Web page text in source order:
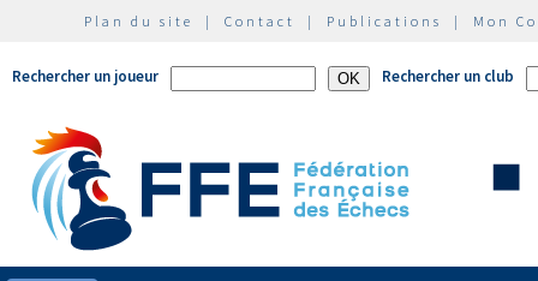
Plan du site | Contact | Publications | Mon
Rechercher un joueur Rechercher un club